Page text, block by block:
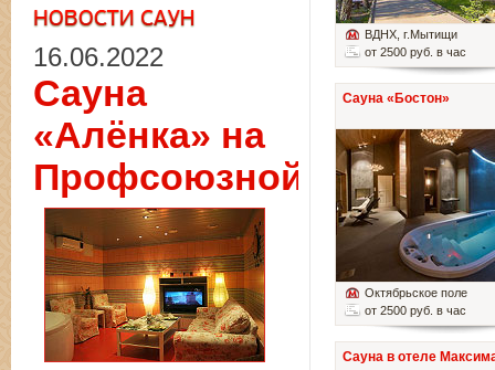
ВДНХ , г.Мытищи
от 2500 руб. в час
Сауна «Бостон»
Октябрьское поле
от 2500 руб. в час
Сауна в отеле
16.06.2022
Сауна
«Алёнка» на
Профсоюзной